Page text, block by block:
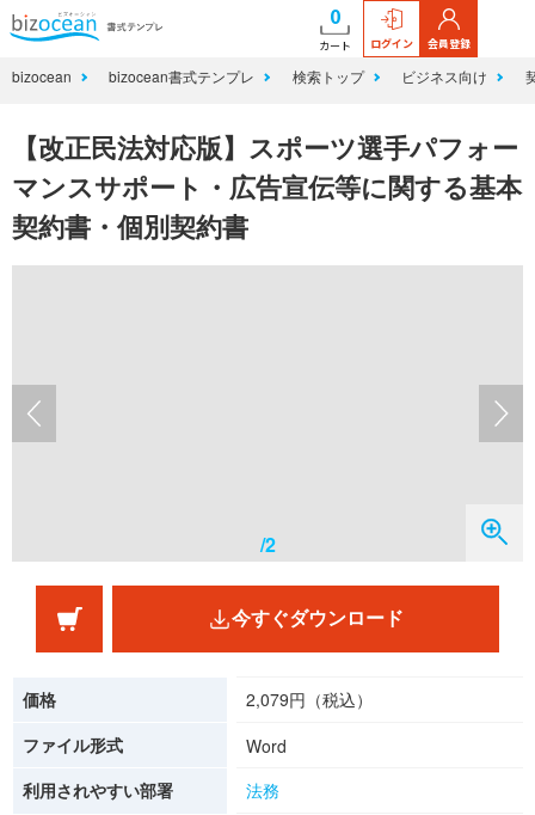
0
カート ログイン 会員登録
bizocean bizocean書式テンプレ 検索トップ ビジネス向け
【改正民法対応版】スポーツ選手パフォー
マンスサポート・広告宣伝等に関する基本
契約書・個別契約書
/2
今すぐダウンロード
価格
2,079円（税込）
ファイル形式
Word
利用されやすい部署
法務